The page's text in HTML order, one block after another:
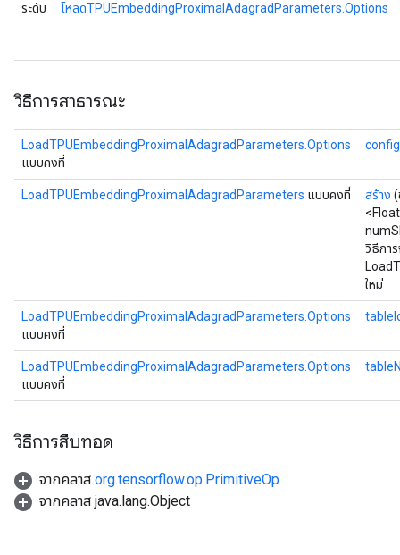
ระดับ โหลดTPUEmbeddingProximalAdagradParameters.Options
วิธีการสาธารณะ
LoadTPUEmbeddingProximalAdagradParameters.Options
แบบคงที่
config
LoadTPUEmbeddingProximalAdagradParameters แบบคงที่ สร้าง
วิธีกา
ใหม่
LoadTPUEmbeddingProximalAdagradParameters.Options
แบบคงที่
LoadTPUEmbeddingProximalAdagradParameters.Options
แบบคงที่
วิธีการสืบทอด
จากคลาส org.tensorflow.op.PrimitiveOp
จากคลาส java.lang.Object